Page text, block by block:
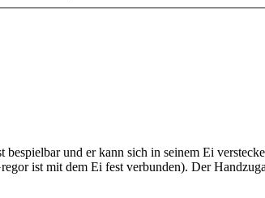
und er kann sich in seinem Ei
ist mit dem Ei fest verbunden). Der